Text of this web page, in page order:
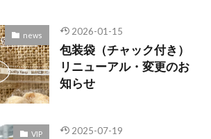
news 2026-01-15
包装袋（チャック付き）
リニューアル・変更のお
知らせ
VIP 2025-07-19